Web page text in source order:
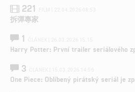
221
拆彈專家
1
Harry Potter: První trailer seriálového
3
One Piece: Oblíbený pirátský seriál je